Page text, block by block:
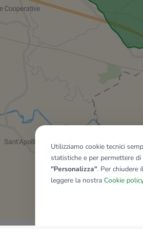
Utilizziamo cookie tecnici
statistiche e per permettere di
"Personalizza". Per chiudere
leggere la nostra Cookie policy